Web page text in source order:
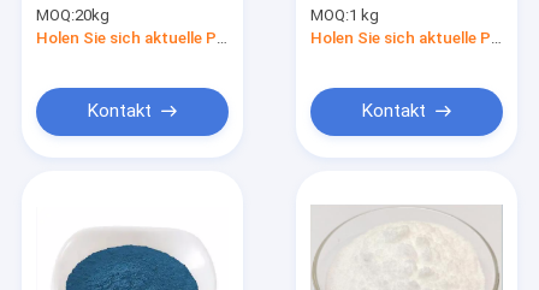
Blutkörperchen
Spezielles
Tromboseparation
MOQ:20kg
Holen Sie sich aktuelle Preis
Kontakt
Verbrauchszusatz
zur
MOQ:1 kg
Holen Sie sich aktuelle Preis
Kontakt